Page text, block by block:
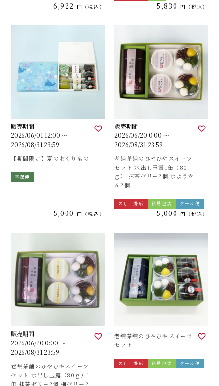
6,922 税込 5,830 税込
販売期間
2026/06/01 12:00〜
2026/08/31 23:59
【期間限定】夏のおくりもの
宅配便
5,000 税込
販売期間
2026/06/20 0:00 〜
2026/08/31 23:59
老舗茶舗のひやひやスイーツ
セット 水出し玉露1缶（80
ｇ） 抹茶ゼリー2個 水ようか
ん2個
のし・掛紙 簡易包装 クール便
5,000 税込
販売期間
2026/06/20 0:00〜
2026/08/31 23:59
老舗茶舗のひやひやスイーツ
セット 水出し玉露（80ｇ）1
缶 抹茶ゼリー2個 梅ゼリー2
老舗茶舗のひやひやスイーツ
セット
のし・掛紙 簡易包装 クール便